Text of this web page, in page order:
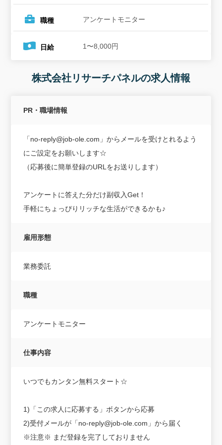
職種 アンケートモニター
日給 1〜8,000円
株式会社リサーチパネルの求人情報
PR・職場情報
「no-reply@job-ole.com」からメールを受けとれるよう
にご設定をお願いします☆
（応募後に簡単登録のURLをお送りします）
アンケートに答えた分だけ副収入Get！
手軽にちょっぴりリッチな生活ができるかも♪
雇用形態
業務委託
職種
アンケートモニター
仕事内容
いつでもカンタン無料スタート☆
1)「この求人に応募する」ボタンから応募
2)受付メールが「no-reply@job-ole.com」から届く
※注意※ まだ登録を完了しておりません